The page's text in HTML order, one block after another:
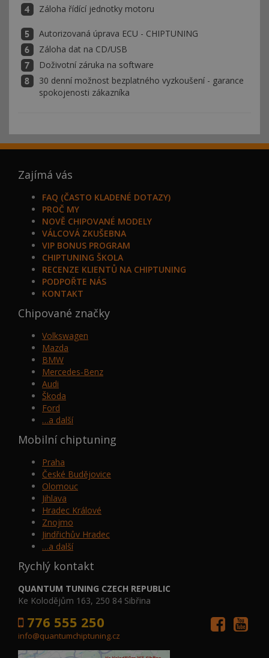
Záloha řídící jednotky motoru
Autorizovaná úprava ECU - CHIPTUNING
Záloha dat na CD/USB
Doživotní záruka na software
30 denní možnost bezplatného vyzkoušení - garance
spokojenosti zákazníka
Zajímá vás
FAQ (ČASTO KLADENÉ DOTAZY)
PROČ MY
NOVĚ CHIPOVANÉ MODELY
VÁLCOVÁ ZKUŠEBNA
VIP BONUS PROGRAM
CHIPTUNING ŠKOLA
RECENZE KLIENTŮ NA CHIPTUNING
PODPOŘTE NÁS
KONTAKT
Chipované značky
Volkswagen
Mazda
BMW
Mercedes-Benz
Audi
Škoda
Ford
…a další
Mobilní chiptuning
Praha
České Budějovice
Olomouc
Jihlava
Hradec Králové
Znojmo
Jindřichův Hradec
…a další
Rychlý kontakt
QUANTUM TUNING CZECH REPUBLIC
Ke Kolodějům 163, 250 84 Sibřina
776 555 250
info@quantumchiptuning.cz